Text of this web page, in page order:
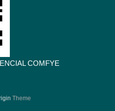
COMFYE
Theme